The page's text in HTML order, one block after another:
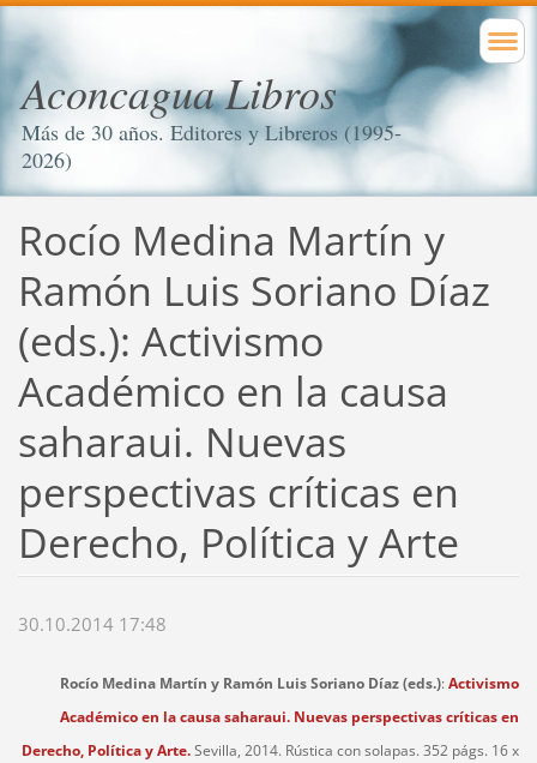
Aconcagua Libros
Más de 30 años. Editores y Libreros (1995-
2026)
Rocío Medina Martín y
Ramón Luis Soriano Díaz
(eds.): Activismo
Académico en la causa
saharaui. Nuevas
perspectivas críticas en
Derecho, Política y Arte
30.10.2014 17:48
Rocío Medina Martín y Ramón Luis Soriano Díaz (eds.):Activismo
Académico en la causa saharaui. Nuevas perspectivas críticas en
Derecho, Política y Arte.Sevilla, 2014. Rústica con solapas. 352 págs. 16 x